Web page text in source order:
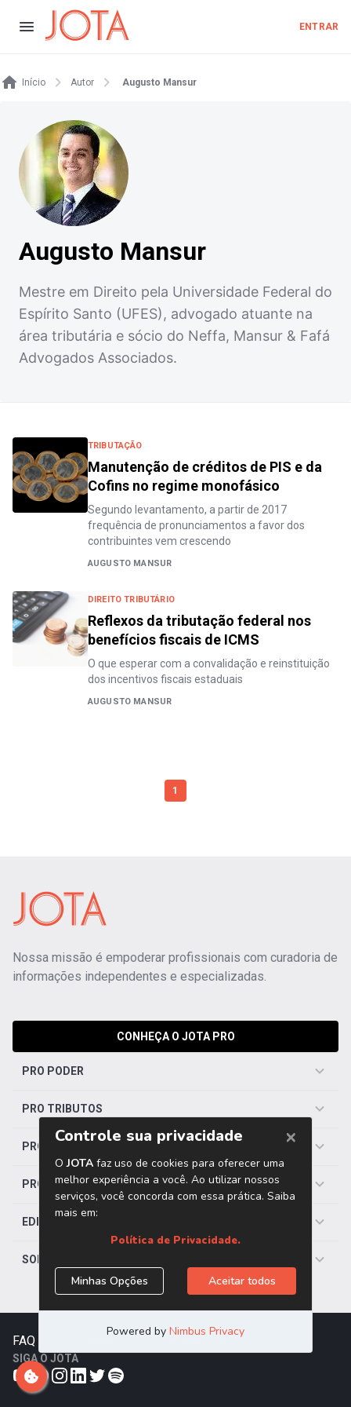
ENTRAR
Início Autor Augusto Mansur
Augusto Mansur
Mestre em Direito pela Universidade Federal do
Espírito Santo (UFES), advogado atuante na
área tributária e sócio do Neffa, Mansur & Fafá
Advogados Associados.
TRIBUTAÇÃO
Manutenção de créditos de PIS e da
Cofins no regime monofásico
Segundo levantamento, a partir de 2017
frequência de pronunciamentos a favor dos
contribuintes vem crescendo
AUGUSTO MANSUR
DIREITO TRIBUTÁRIO
Reflexos da tributação federal nos
benefícios fiscais de ICMS
O que esperar com a convalidação e reinstituição
dos incentivos fiscais estaduais
AUGUSTO MANSUR
1
Nossa missão é empoderar profissionais com curadoria de
informações independentes e especializadas.
CONHEÇA O JOTA PRO
PRO PODER
PRO TRIBUTOS
PRO TRABALHISTA
PRO SAÚDE
EDITORIAS
SOBRE O JOTA
FAQ Trabalhe Conosco
SIGA O JOTA